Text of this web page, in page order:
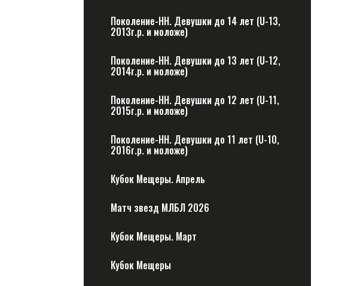
Поколение-НН. Девушки до 14 лет (U-13,
2013г.р. и моложе)
Поколение-НН. Девушки до 13 лет (U-12,
2014г.р. и моложе)
Поколение-НН. Девушки до 12 лет (U-11,
2015г.р. и моложе)
Поколение-НН. Девушки до 11 лет (U-10,
2016г.р. и моложе)
Кубок Мещеры. Апрель
Матч звезд МЛБЛ 2026
Кубок Мещеры. Март
Кубок Мещеры